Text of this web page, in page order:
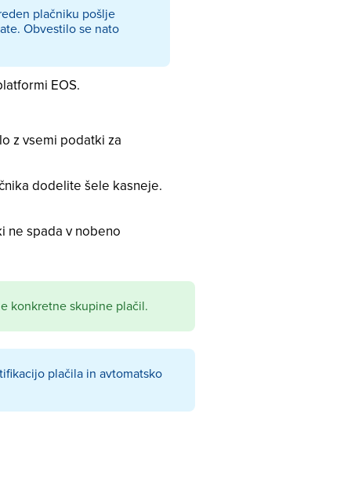
plačniku pošlje
Obvestilo se nato
EOS.
z vsemi podatki za
dodelite šele kasneje.
ne spada v nobeno
konkretne skupine plačil.
plačila in avtomatsko